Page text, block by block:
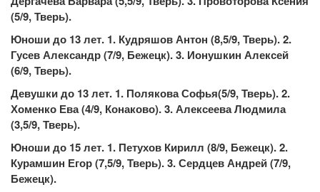
(5/9, Тверь).
Юноши до 13 лет. 1. Кудряшов Антон (8,5/9, Тверь). 2.
Гусев Александр (7/9, Бежецк). 3. Ионушкин Алексей
(6/9, Тверь).
Девушки до 13 лет. 1. Полякова Софья(5/9, Тверь). 2.
Хоменко Ева (4/9, Конаково). 3. Алексеева Людмила
(3,5/9, Тверь).
Юноши до 15 лет. 1. Петухов Кирилл (8/9, Бежецк). 2.
Курамшин Егор (7,5/9, Тверь). 3. Сердцев Андрей (7/9,
Бежецк).